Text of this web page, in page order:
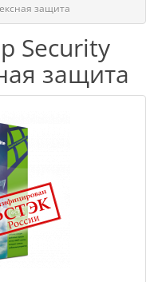
защита
Security
защита